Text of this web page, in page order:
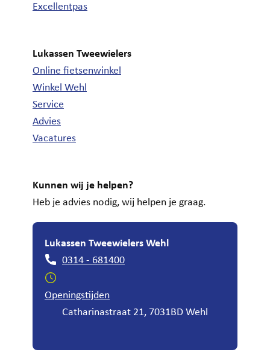
Excellentpas
Lukassen Tweewielers
Online fietsenwinkel
Winkel Wehl
Service
Advies
Vacatures
Kunnen wij je helpen?
Heb je advies nodig, wij helpen je graag.
Lukassen Tweewielers Wehl
0314 - 681400
Openingstijden
Catharinastraat 21, 7031BD Wehl